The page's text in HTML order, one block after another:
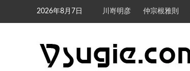
2026年8月7日 川嵜明彦 仲宗根雅則